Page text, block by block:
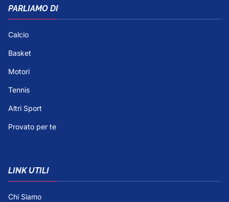
PARLIAMO DI
Calcio
Basket
Motori
Tennis
Altri Sport
Provato per te
LINK UTILI
Chi Siamo